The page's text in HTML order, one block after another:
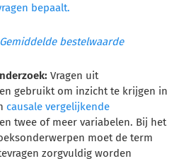
bepaalt.
Gemiddelde bestelwaarde
Vragen uit
gebruikt om inzicht te krijgen in
causale vergelijkende
twee of meer variabelen. Bij het
moet de term
zorgvuldig worden